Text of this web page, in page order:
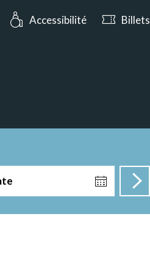
aujourd’hui jusqu’à 19:00
Accessibilité Billets